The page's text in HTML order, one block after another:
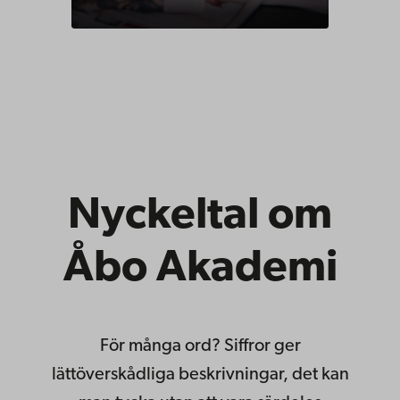
Nyckeltal om
Åbo Akademi
För många ord? Siffror ger
lättöverskådliga beskrivningar, det kan